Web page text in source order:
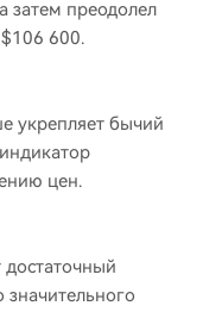
затем преодолел
600.
укрепляет бычий
цен.